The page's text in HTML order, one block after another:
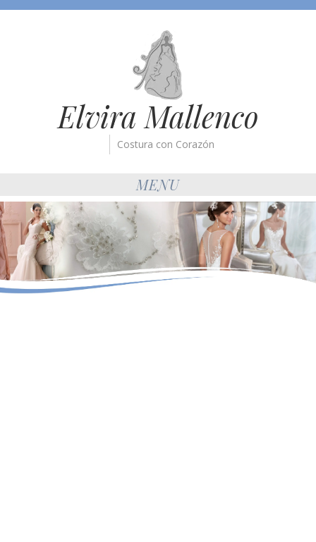
Elvira Mallenco
Costura con Corazón
MENU